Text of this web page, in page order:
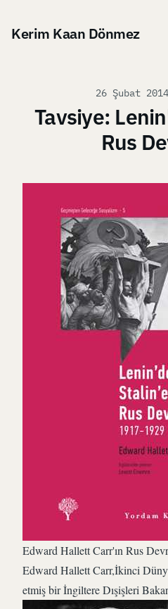
Kerim Kaan Dönmez
26 Şubat
Tavsiye:
Rus
Edward Hallett Carr'ın Rus
Edward Hallett Carr,İkinci
etmiş bir İngiltere Dışişleri